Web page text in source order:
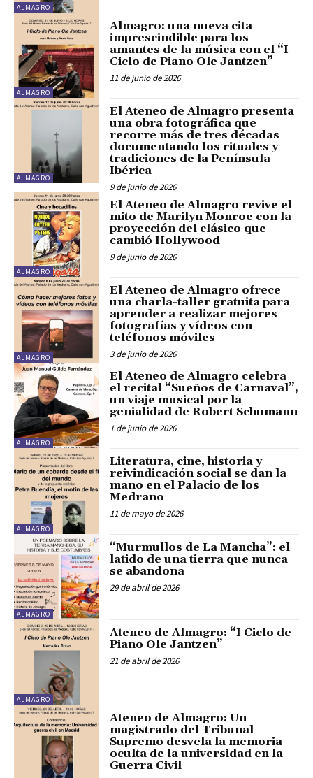
ALMAGRO
ALMAGRO
Almagro: una nueva cita
imprescindible para los
amantes de la música con el “I
Ciclo de Piano Ole Jantzen”
11 de junio de 2026
ALMAGRO
El Ateneo de Almagro presenta
una obra fotográfica que
recorre más de tres décadas
documentando los rituales y
tradiciones de la Península
Ibérica
9 de junio de 2026
ALMAGRO
El Ateneo de Almagro revive el
mito de Marilyn Monroe con la
proyección del clásico que
cambió Hollywood
9 de junio de 2026
ALMAGRO
El Ateneo de Almagro ofrece
una charla-taller gratuita para
aprender a realizar mejores
fotografías y vídeos con
teléfonos móviles
3 de junio de 2026
ALMAGRO
El Ateneo de Almagro celebra
el recital “Sueños de Carnaval”,
un viaje musical por la
genialidad de Robert Schumann
1 de junio de 2026
ALMAGRO
Literatura, cine, historia y
reivindicación social se dan la
mano en el Palacio de los
Medrano
11 de mayo de 2026
ALMAGRO
“Murmullos de La Mancha”: el
latido de una tierra que nunca
se abandona
29 de abril de 2026
ALMAGRO
Ateneo de Almagro: “I Ciclo de
Piano Ole Jantzen”
21 de abril de 2026
Ateneo de Almagro: Un
magistrado del Tribunal
Supremo desvela la memoria
oculta de la universidad en la
Guerra Civil